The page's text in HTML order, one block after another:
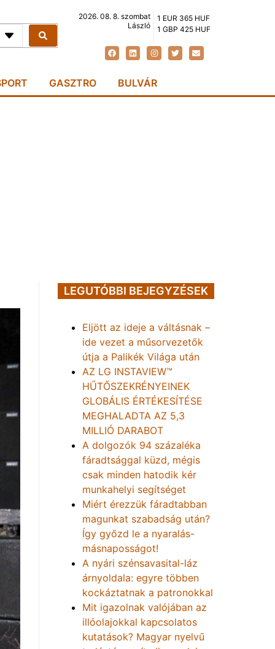
2026. 08. 8. szombat
László
1 EUR 365 HUF
1 GBP 425 HUF
GASZTRO BULVÁR
LEGUTÓBBI BEJEGYZÉSEK
Eljött az ideje a váltásnak –
ide vezet a műsorvezetők
útja a Palikék Világa után
AZ LG INSTAVIEW™
HŰTŐSZEKRÉNYEINEK
GLOBÁLIS ÉRTÉKESÍTÉSE
MEGHALADTA AZ 5,3
MILLIÓ DARABOT
A dolgozók 94 százaléka
fáradtsággal küzd, mégis
csak minden hatodik kér
munkahelyi segítséget
Miért érezzük fáradtabban
magunkat szabadság után?
Így győzd le a nyaralás-
másnaposságot!
A nyári szénsavasital-láz
árnyoldala: egyre többen
kockáztatnak a patronokkal
Mit igazolnak valójában az
illóolajokkal kapcsolatos
kutatások? Magyar nyelvű